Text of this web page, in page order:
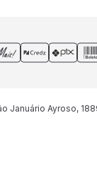
Januário Ayroso,